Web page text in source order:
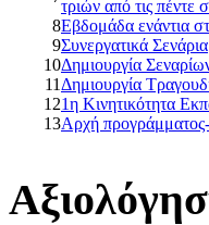
τριών από τις πέντε
8Εβδομάδα ενάντια
9Συνεργατικά Σενάρια
10Δημιουργία
11 Δημιουργία
121η Κινητικότητα
13Αρχή